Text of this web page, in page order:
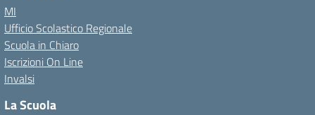
MI
Ufficio Scolastico Regionale
Scuola in Chiaro
Iscrizioni On Line
Invalsi
La Scuola